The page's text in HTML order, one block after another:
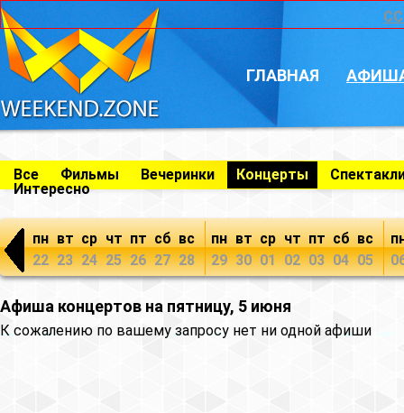
ГЛАВНАЯ
Все Фильмы Вечеринки Концерты
Интересно
пн
22
вт
23
ср
24
чт
25
пт
26
сб
27
вс
28
пн
29
вт
30
ср
01
чт
02
пт
03
сб
04
вс
05
Афиша концертов на пятницу, 5 июня
К сожалению по вашему запросу нет ни одной афиши